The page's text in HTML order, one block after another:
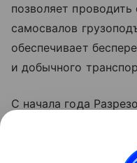
позволяет
самосвалов
обеспечивает
и добычного
С начала года
демонстрирует